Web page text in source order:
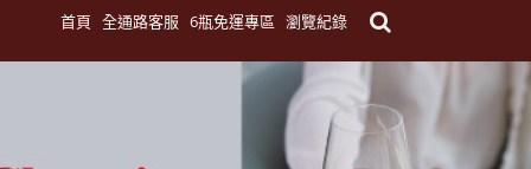
首頁 全通路客服 6瓶免運專區 瀏覽紀錄